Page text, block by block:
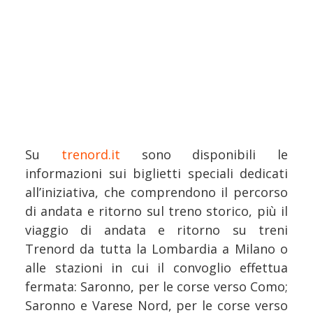
Su trenord.it sono disponibili le
informazioni sui biglietti speciali dedicati
all’iniziativa, che comprendono il percorso
di andata e ritorno sul treno storico, più il
viaggio di andata e ritorno su treni
Trenord da tutta la Lombardia a Milano o
alle stazioni in cui il convoglio effettua
fermata: Saronno, per le corse verso Como;
Saronno e Varese Nord, per le corse verso